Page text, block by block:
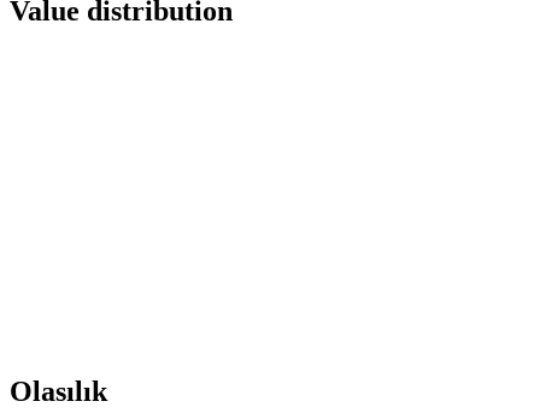
Value distribution
Olasılık